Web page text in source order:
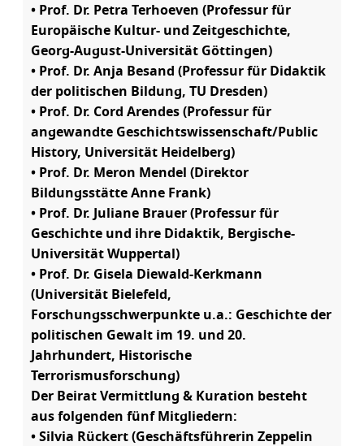
• Prof. Dr. Petra Terhoeven (Professur für
Europäische Kultur- und Zeitgeschichte,
Georg-August-Universität Göttingen)
• Prof. Dr. Anja Besand (Professur für Didaktik
der politischen Bildung, TU Dresden)
• Prof. Dr. Cord Arendes (Professur für
angewandte Geschichtswissenschaft/Public
History, Universität Heidelberg)
• Prof. Dr. Meron Mendel (Direktor
Bildungsstätte Anne Frank)
• Prof. Dr. Juliane Brauer (Professur für
Geschichte und ihre Didaktik, Bergische-
Universität Wuppertal)
• Prof. Dr. Gisela Diewald-Kerkmann
(Universität Bielefeld,
Forschungsschwerpunkte u.a.: Geschichte der
politischen Gewalt im 19. und 20.
Jahrhundert, Historische
Terrorismusforschung)
Der Beirat Vermittlung & Kuration besteht
aus folgenden fünf Mitgliedern:
• Silvia Rückert (Geschäftsführerin Zeppelin